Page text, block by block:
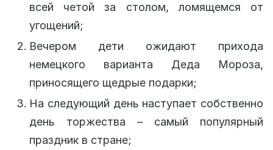
всей четой за столом, ломящемся от
угощений;
Вечером дети ожидают прихода
немецкого варианта Деда Мороза,
приносящего щедрые подарки;
На следующий день наступает собственно
день торжества – самый популярный
праздник в стране;